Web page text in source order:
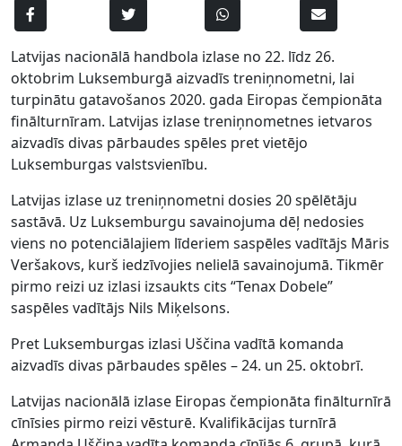
Latvijas nacionālā handbola izlase no 22. līdz 26.
oktobrim Luksemburgā aizvadīs treniņnometni, lai
turpinātu gatavošanos 2020. gada Eiropas čempionāta
finālturnīram. Latvijas izlase treniņnometnes ietvaros
aizvadīs divas pārbaudes spēles pret vietējo
Luksemburgas valstsvienību.
Latvijas izlase uz treniņnometni dosies 20 spēlētāju
sastāvā. Uz Luksemburgu savainojuma dēļ nedosies
viens no potenciālajiem līderiem saspēles vadītājs Māris
Veršakovs, kurš iedzīvojies nelielā savainojumā. Tikmēr
pirmo reizi uz izlasi izsaukts cits “Tenax Dobele”
saspēles vadītājs Nils Miķelsons.
Pret Luksemburgas izlasi Uščina vadītā komanda
aizvadīs divas pārbaudes spēles – 24. un 25. oktobrī.
Latvijas nacionālā izlase Eiropas čempionāta finālturnīrā
cīnīsies pirmo reizi vēsturē. Kvalifikācijas turnīrā